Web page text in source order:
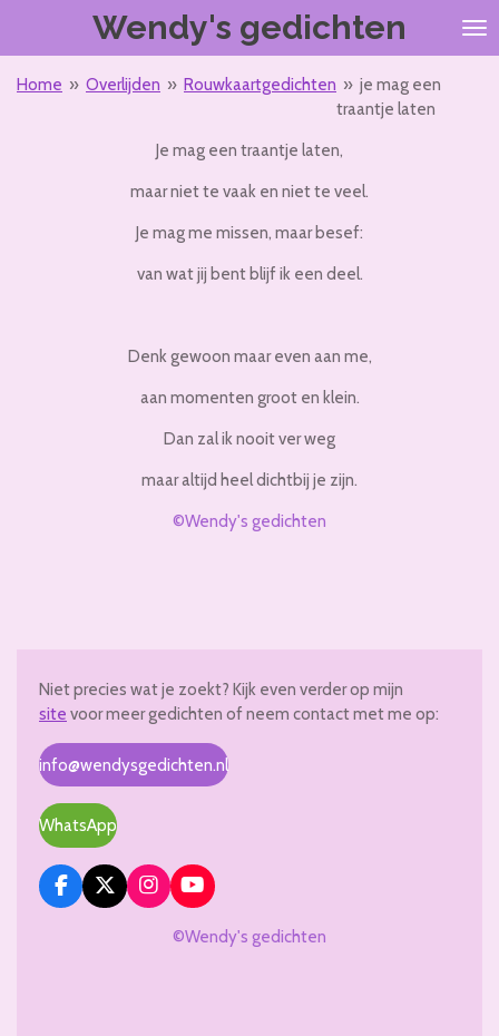
de
Wendy's gedichten
Home » Overlijden » Rouwkaartgedichten » je mag een
traantje laten
Je mag een traantje laten,
maar niet te vaak en niet te veel.
Je mag me missen, maar besef:
van wat jij bent blijf ik een deel.
Denk gewoon maar even aan me,
aan momenten groot en klein.
Dan zal ik nooit ver weg
maar altijd heel dichtbij je zijn.
©Wendy's gedichten
Niet precies wat je zoekt? Kijk even verder op mijn
site voor meer gedichten of neem contact met me op:
info@wendysgedichten.nl
WhatsApp
F
a
X
I
n
Y
o
u
©Wendy's gedichten